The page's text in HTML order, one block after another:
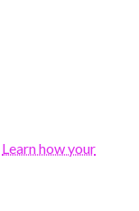
Learn how your